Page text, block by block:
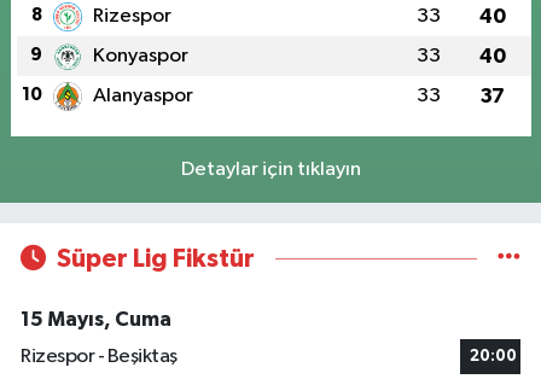
8 Rizespor 33 40
9 Konyaspor 33 40
10 Alanyaspor 33 37
Detaylar için tıklayın
Süper Lig Fikstür
15 Mayıs, Cuma
Rizespor - Beşiktaş
20:00